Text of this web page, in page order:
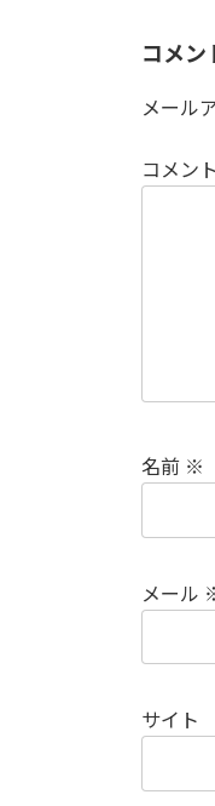
コメン
メール
コメント
名前 ※
メール
サイト